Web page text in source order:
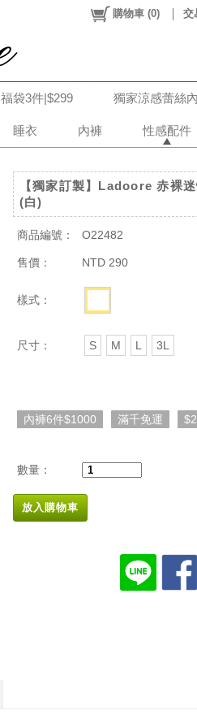
福袋3件|$299 獨家涼感蕾絲
睡衣 內褲 性感配件
購物車 (0) 交
【獨家訂製】Ladoore 赤裸
(白)
商品編號： O22482
售價： NTD 290
樣式：
尺寸： S M L 3L
內褲6件$1000 滿千免運
數量：
放入購物車